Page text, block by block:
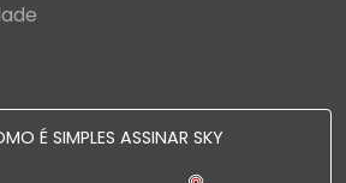
É SIMPLES ASSINAR SKY